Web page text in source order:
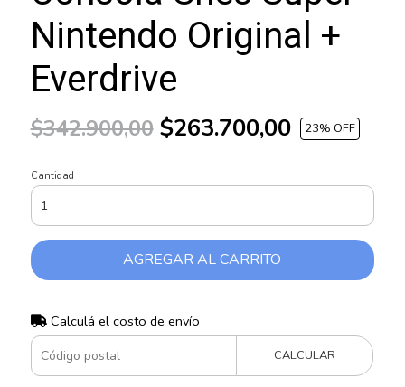
Nintendo Original +
Everdrive
$342.900,00$263.700,00 23% OFF
Cantidad
AGREGAR AL CARRITO
Calculá el costo de envío
CALCULAR